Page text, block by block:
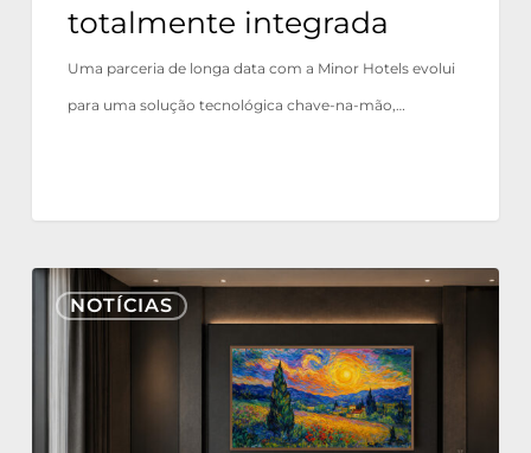
totalmente integrada
Uma parceria de longa data com a Minor Hotels evolui
para uma solução tecnológica chave-na-mão,…
NOTÍCIAS
Nonius
TV+